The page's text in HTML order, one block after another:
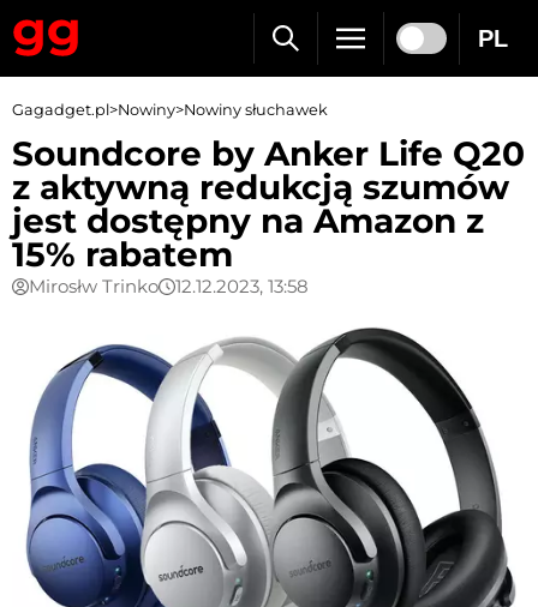
PL
Gagadget.pl>Nowiny>Nowiny słuchawek
Soundcore by Anker Life Q20
z aktywną redukcją szumów
jest dostępny na Amazon z
15% rabatem
Mirosłw Trinko 12.12.2023, 13:58